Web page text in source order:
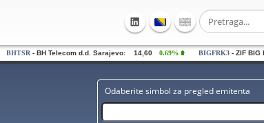
BHTSR- BH Telecom d.d. Sarajevo: 14,60 0.69% BIGFRK3- ZIF BIG
Odaberite simbol za pregled emitenta